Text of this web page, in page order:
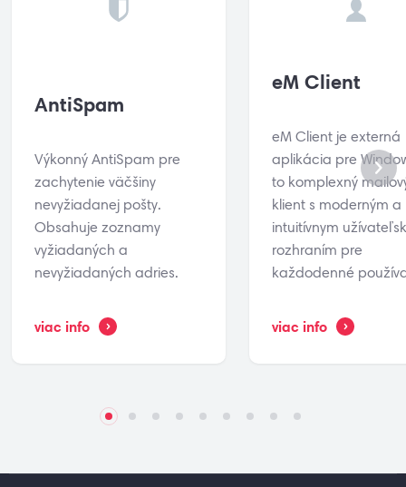
AntiSpam
Výkonný AntiSpam pre
zachytenie väčšiny
nevyžiadanej pošty.
Obsahuje zoznamy
vyžiadaných a
nevyžiadaných adries.
viac info
eM Client
eM Client je externá
aplikácia pre
to komplexný
klient s moderným a
intuitívnym
rozhraním pre
každodenné
viac info